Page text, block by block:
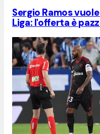
Sergio Ramos
Liga: l'offerta è